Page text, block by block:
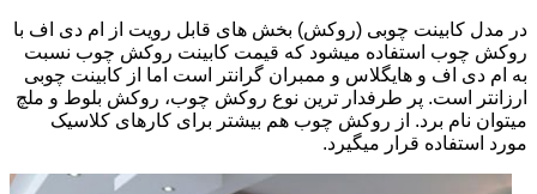
در مدل کابینت چوبی (روکش) بخش های قابل رویت از ام دی اف با
روکش چوب استفاده میشود که قیمت کابینت روکش چوب نسبت
به ام دی اف و هایگلاس و ممبران گرانتر است اما از کابینت چوبی
ارزانتر است. پر طرفدار ترین نوع روکش چوب، روکش بلوط و ملچ
میتوان نام برد. از روکش چوب هم بیشتر برای کارهای کلاسیک
مورد استفاده قرار میگیرد.